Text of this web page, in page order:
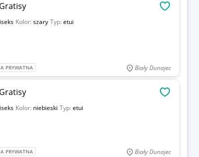
Kolor:szary Typ:etui
PRYWATNA Biały Dunajec
Kolor: niebieski Typ:etui
PRYWATNA Biały Dunajec